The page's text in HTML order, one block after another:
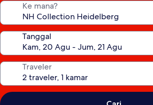
Ke mana?
Tanggal
Traveler